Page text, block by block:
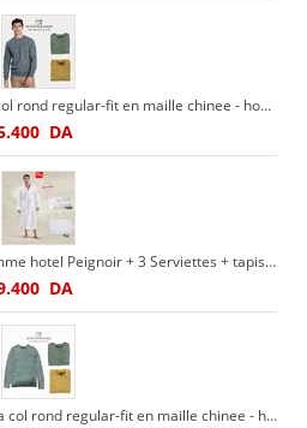
Pack de 2 pull Scotch & Soda col rond regular-fit en maille chinee - homme
DA
Pack 5 pièces 100% coton gamme hotel Peignoir + 3 Serviettes + tapis de bain
DA
Pack de 2 pull Scotch and Soda col rond regular-fit en maille chinee - homme